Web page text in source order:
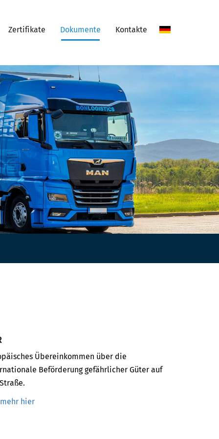
Zertifikate Dokumente Kontakte
Übereinkommen über die
Beförderung gefährlicher Güter auf
mehr hier